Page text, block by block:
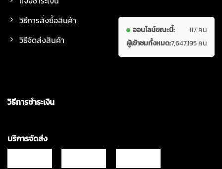
วิธีการสั่งซื้อสินค้า
วิธีจัดส่งสินค้า
ออนไลน์ขณะนี้:
117 คน
ผู้เข้าชมทั้งหมด:7,647,195 คน
วิธีการชำระเงิน
บริการจัดส่ง